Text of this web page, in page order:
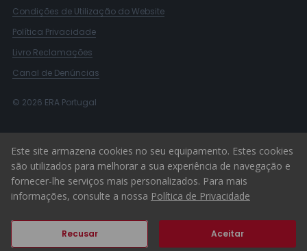
Condições de Utilização do Website
Política Privacidade
Livro Reclamações
Canal de Denúncias
© 2026 ERA Portugal
Este site armazena cookies no seu equipamento. Estes cookies
são utilizados para melhorar a sua experiência de navegação e
fornecer-lhe serviços mais personalizados. Para mais
informações, consulte a nossa Política de Privacidade
Recusar Aceitar